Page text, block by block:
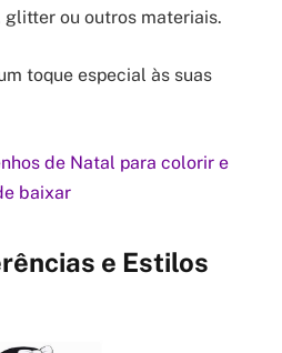
ou outros materiais.
toque especial às suas
de Natal para colorir e
baixar
e Estilos